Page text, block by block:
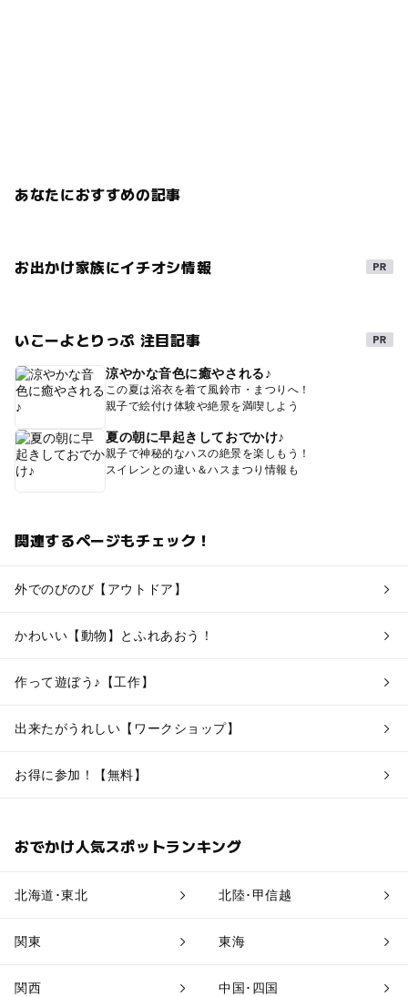
あなたにおすすめの記事
お出かけ家族にイチオシ情報
いこーよとりっぷ 注目記事
涼やかな音色に癒やされる♪
この夏は浴衣を着て風鈴市・まつりへ！
親子で絵付け体験や絶景を満喫しよう
夏の朝に早起きしておでかけ♪
親子で神秘的なハスの絶景を楽しもう！
スイレンとの違い＆ハスまつり情報も
関連するページもチェック！
外でのびのび【アウトドア】
かわいい【動物】とふれあおう！
作って遊ぼう♪【工作】
出来たがうれしい【ワークショップ】
お得に参加！【無料】
おでかけ人気スポットランキング
北海道･東北 北陸･甲信越
関東 東海
関西 中国･四国